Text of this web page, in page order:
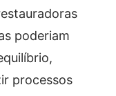
poderiam
processos